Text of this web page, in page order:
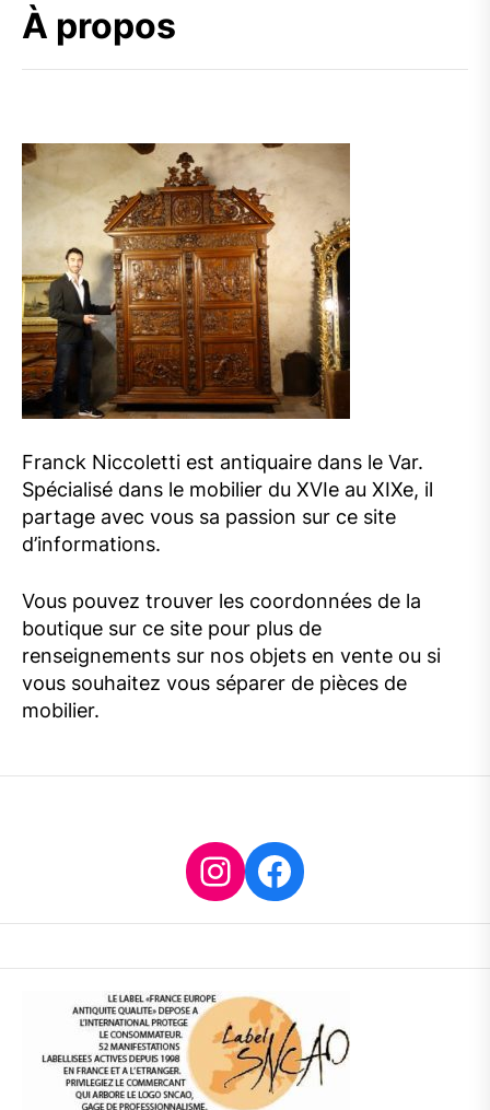
À propos
Franck Niccoletti est antiquaire dans le Var.
Spécialisé dans le mobilier du XVIe au XIXe, il
partage avec vous sa passion sur ce site
d’informations.
Vous pouvez trouver les coordonnées de la
boutique sur ce site pour plus de
renseignements sur nos objets en vente ou si
vous souhaitez vous séparer de pièces de
mobilier.
Instagram
Facebook